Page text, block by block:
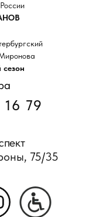
79
сезон
75/35